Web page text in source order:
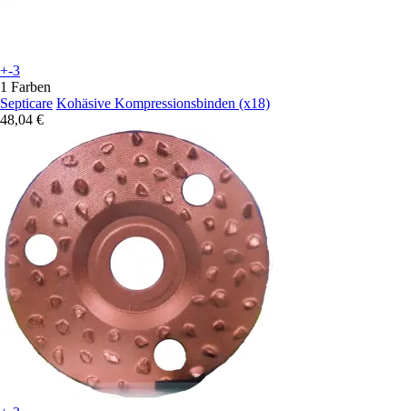
+-3
1 Farben
Septicare Kohäsive Kompressionsbinden (x18)
48,04 €